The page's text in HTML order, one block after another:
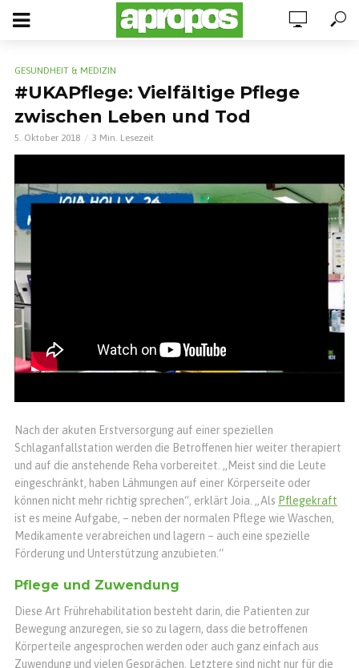
GESUNDHEIT & MEDIZIN
#UKAPflege: Vielfältige Pflege
zwischen Leben und Tod
5. Oktober 2018 3 Min. Lesezeit
Nach der akuten Erstversorgung auf einer speziellen
Schlaganfallstation werden die Betroffenen hier weiter therapiert
und auf die anstehende Reha vorbereitet. „Meist sind die Leute
eingeschränkt, haben Lähmungen auf einer Körperseite oder
können nicht mehr richtig sprechen“, erklärt Joia. „Als Pflegekraft
ist es meine Aufgabe, – neben der normalen Pflege wie Waschen,
Medikamente verabreichen und lagern – auch eine spezielle
Förderung und Unterstützung anzubieten.“
Pflege und Zuwendung
Diese Art Frührehabilitation besteht darin, die Patienten zur
Bewegung anzuregen, sie so zu lagern, dass die betroffenen
Körperteile angesprochen werden oder auch ganz einfach aus
Zuwendung und vielen Gesprächen. Letztere sind nicht nur für die